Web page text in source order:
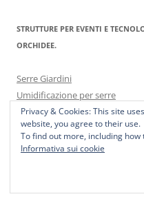
STRUTTURE PER EVENTI E
ORCHIDEE.
Serre Giardini
Umidificazione per serre
Privacy & Cookies: This site
website, you agree to their use.
To find out more, including
Informativa sui cookie